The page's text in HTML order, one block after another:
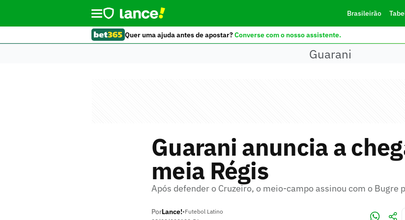
Brasileirão
Quer uma ajuda antes de apostar?Converse com o nosso assistente.
Guarani
Guarani anuncia a
meia Régis
Após defender o Cruzeiro, o meio-campo assinou com o Bugre
PorLance!•Futebol Latino